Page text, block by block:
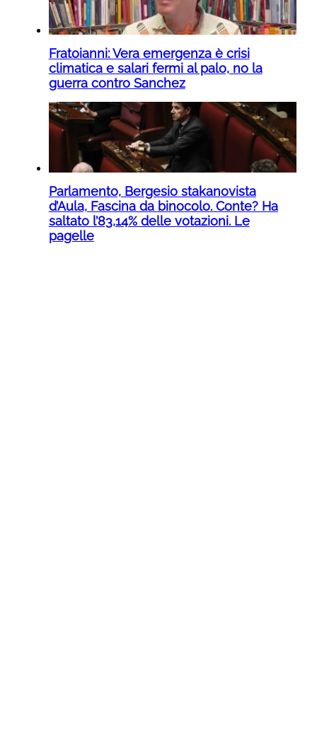
Fratoianni: Vera emergenza è crisi
climatica e salari fermi al palo, no la
guerra contro Sanchez
Parlamento, Bergesio stakanovista
d’Aula, Fascina da binocolo. Conte? Ha
saltato l’83,14% delle votazioni. Le
pagelle